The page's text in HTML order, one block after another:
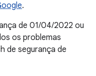
.
de 01/04/2022 ou
os problemas
de segurança de